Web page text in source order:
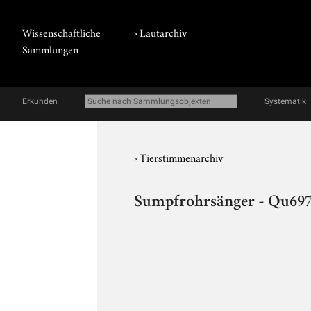
Wissenschaftliche
Sammlungen
›Lautarchiv
Erkunden Systematik
›Tierstimmenarchiv
Sumpfrohrsänger -